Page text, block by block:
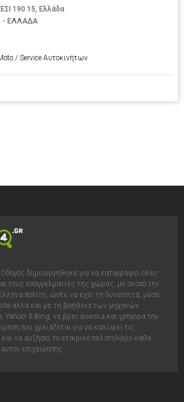
190 15, Ελλάδα
- ΕΛΛΑΔΑ
/ Service Αυτοκινήτων
δημιουργήθηκε για να καταγράψει όλες
τους επαγγελματίες της χώρας, με σκοπό την
πολίτη, ώστε να έχει τη δυνατόττα, μέσα
αλλά και με τη βοήθεια των μηχανών
Yahoo! & Bing, να βρει έυκολα και γρήγορα την
που χρειάζεται για να καλύψει τις
να αυξήσει το εταιρικό πελατολόγιο κάθε
επιχείρησης.